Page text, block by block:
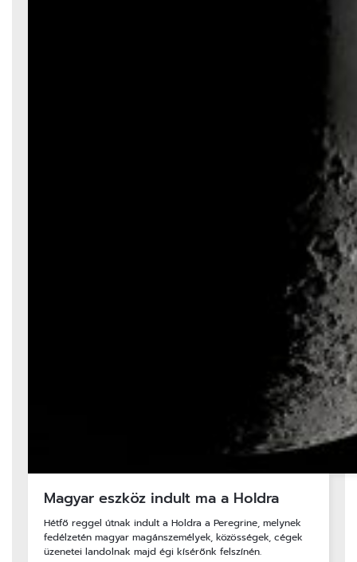
Magyar eszköz indult ma a Holdra
Hétfő reggel útnak indult a Holdra a Peregrine, melynek
fedélzetén magyar magánszemélyek, közösségek, cégek
üzenetei landolnak majd égi kísérőnk felszínén.